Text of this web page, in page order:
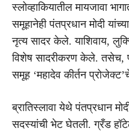
स्लोव्हाकियातील मायजावा
समूहानेही पंतप्रधान मोदी
नृत्य सादर केले. याशिवाय,
विशेष सादरीकरण केले. तसेच,
समूह ‘महादेव कीर्तन
ब्रातिस्लावा येथे पंतप्रधान
सदस्यांची भेट घेतली. ग्रँड